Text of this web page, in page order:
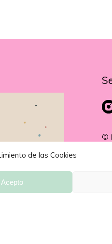
de las Cookies
Acepto
©